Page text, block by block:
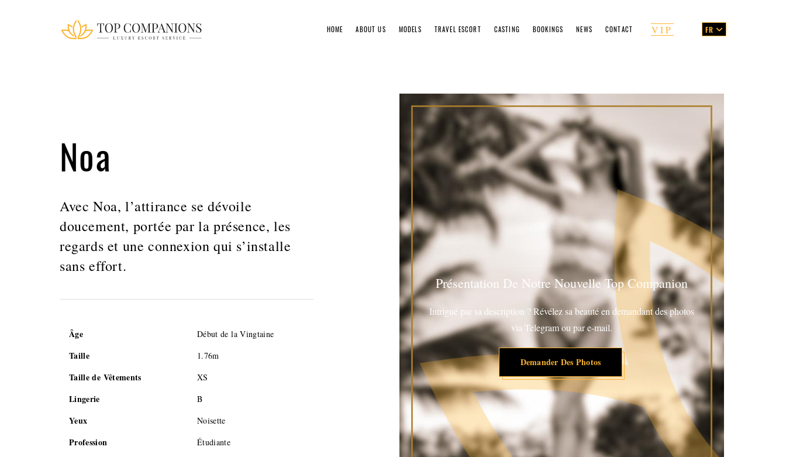
HOME ABOUT US MODELS TRAVEL ESCORT CASTING BOOKINGS
Rates
Gentlemen's Guide
Services
NEWS CONTACT VIP FR
Noa
Avec Noa, l’attirance se dévoile
doucement, portée par la présence, les
regards et une connexion qui s’installe
sans effort.
Âge Début de la Vingtaine
Taille 1.76m
Taille de Vêtements XS
Lingerie B
Yeux Noisette
Profession Étudiante
Présentation De Notre Nouvelle Top Companion
Intrigué par sa description ? Révélez sa beauté en demandant des photos
via Telegram ou par e-mail.
Demander Des Photos